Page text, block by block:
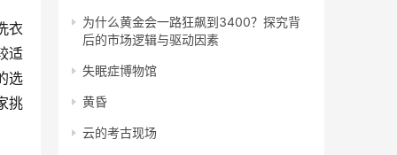
衣
适
选
挑
为什么黄金会一路狂飙到3400？探究背
后的市场逻辑与驱动因素
失眠症博物馆
黄昏
云的考古现场